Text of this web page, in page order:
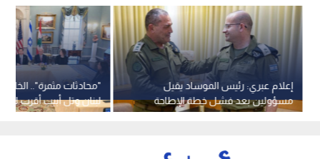
"محادثات مثمرة"..
لبنان وتل أبيب أقرب
"المناطق التجريبية"
إعلام عبري: رئيس الموساد يقيل
مسؤولين بعد فشل خطة الإطاحة
بالنظام الإيراني